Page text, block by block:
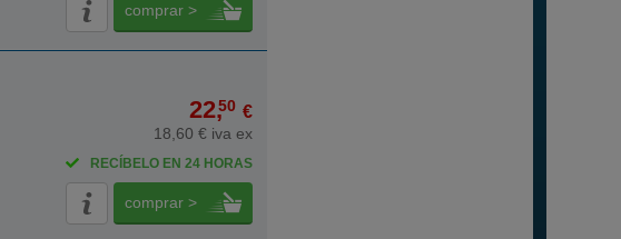
comprar >
22,50 €
18,60 € iva ex
RECÍBELO EN 24 HORAS
comprar >